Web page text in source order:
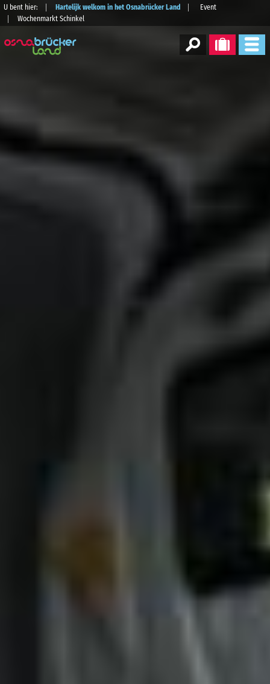
U bent hier: Hartelijk welkom in het Osnabrücker Land
Event
Wochenmarkt Schinkel